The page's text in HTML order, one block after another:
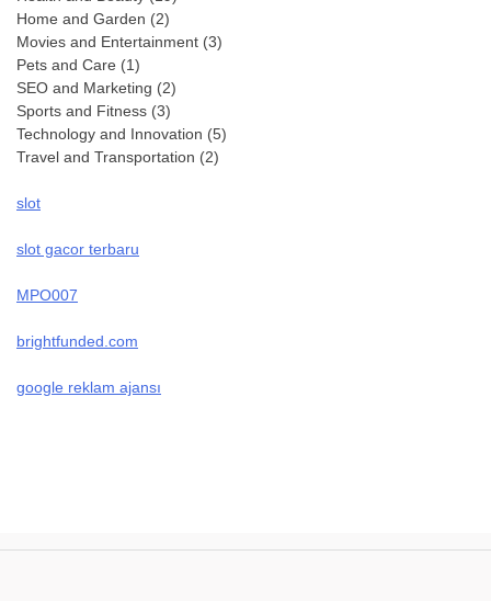
Home and Garden (2)
Movies and Entertainment (3)
Pets and Care (1)
SEO and Marketing (2)
Sports and Fitness (3)
Technology and Innovation (5)
Travel and Transportation (2)
slot
slot gacor terbaru
MPO007
brightfunded.com
google reklam ajansı